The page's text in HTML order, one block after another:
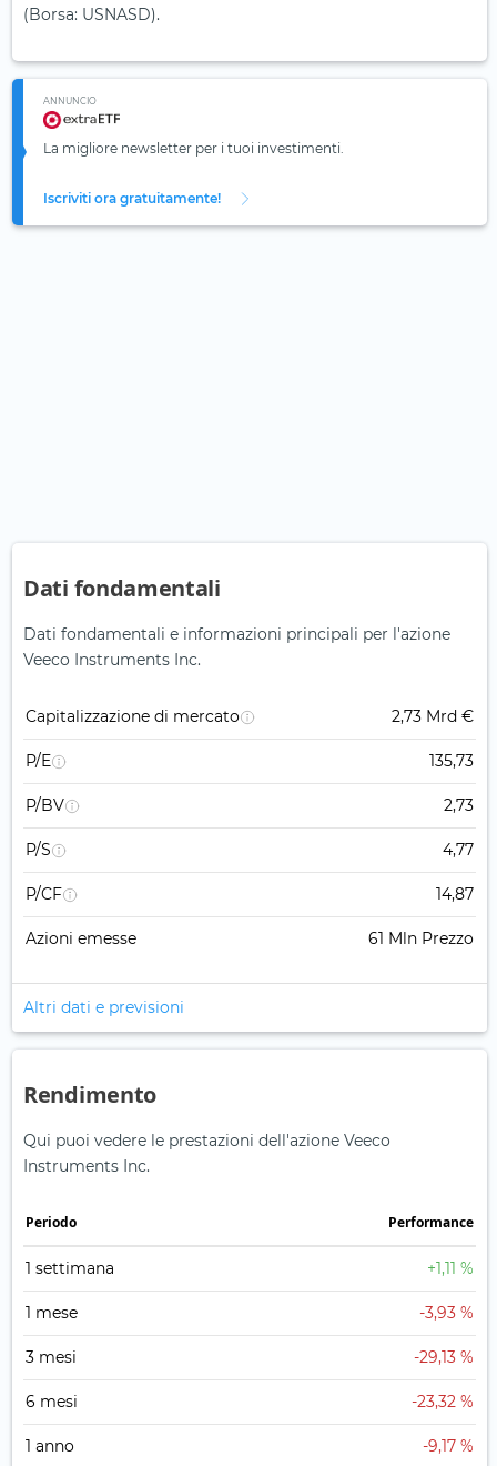
(Borsa: USNASD).
ANNUNCIO
La migliore newsletter per i tuoi investimenti.
Iscriviti ora gratuitamente!
Dati fondamentali
Dati fondamentali e informazioni principali per l'azione
Veeco Instruments Inc.
Capitalizzazione di mercato 2,73 Mrd €
P/E 135,73
P/BV 2,73
P/S 4,77
P/CF 14,87
Azioni emesse 61 Mln Prezzo
Altri dati e previsioni
Rendimento
Qui puoi vedere le prestazioni dell'azione Veeco
Instruments Inc.
Periodo Performance
1 settimana +1,11 %
1 mese -3,93 %
3 mesi -29,13 %
6 mesi -23,32 %
1 anno -9,17 %